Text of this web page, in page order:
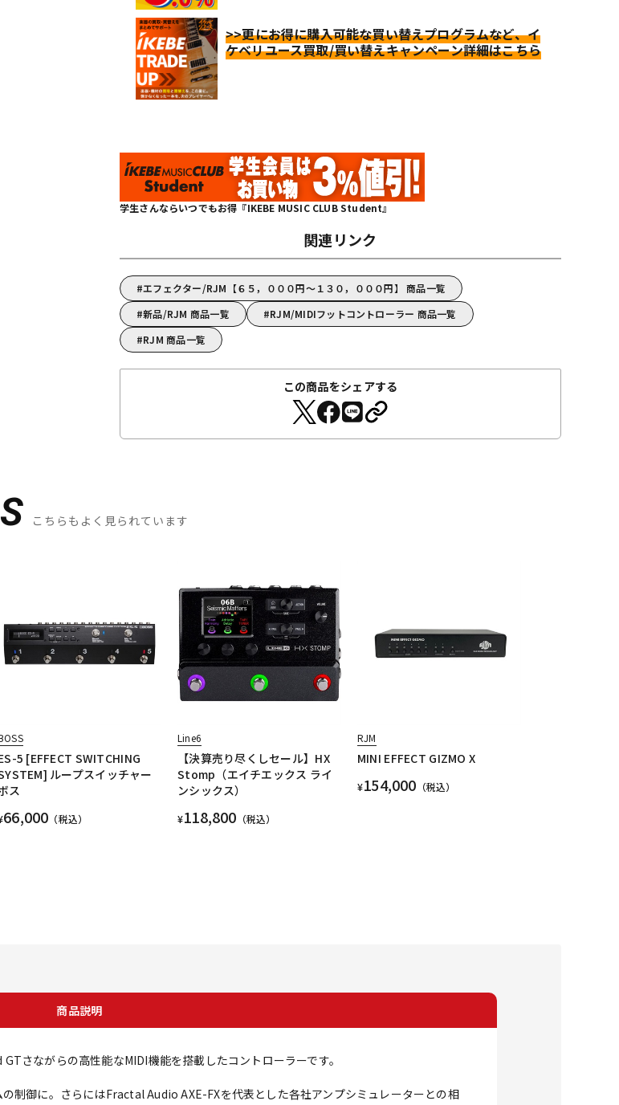
>>更にお得に購入可能な買い替えプログラムなど、イ
ケベリユース買取/買い替えキャンペーン詳細はこちら
学生さんならいつでもお得『IKEBE MUSIC CLUB Student』
関連リンク
エフェクター/RJM【６５，０００円～１３０，０００円】 商品一覧
新品/RJM 商品一覧
RJM/MIDIフットコントローラー 商品一覧
RJM 商品一覧
この商品をシェアする
こちらもよく見られています
5 [EFFECT SWITCHING
ループスイッチャー
ス
66,000 （税込）
Line6
【決算売り尽くしセール】HX
Stomp（エイチエックス ライ
ンシックス）
¥118,800 （税込）
RJM
MINI EFFECT GIZMO X
¥154,000 （税込）
商品説明
さながらの高性能なMIDI機能を搭載したコントローラーです。
制御に。さらにはFractal Audio AXE-FXを代表とした各社アンプシミュレーターとの相